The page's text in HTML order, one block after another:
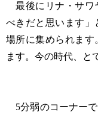
最後にリナ・サワ
べきだと思います
場所に集められま
ます。今の時代、と
5分弱のコーナーで